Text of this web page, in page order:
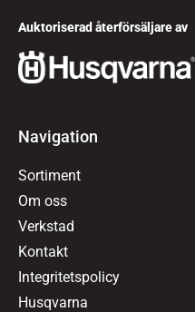
Auktoriserad återförsäljare av
Navigation
Sortiment
Om oss
Verkstad
Kontakt
Integritetspolicy
Husqvarna